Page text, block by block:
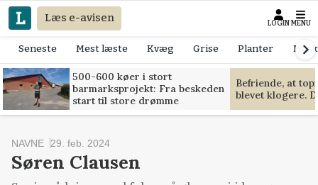
Læs e-avisen LOGIN MENU
Seneste Mest læste Kvæg Grise Planter
500-600 køer i stort
barmarksprojekt: Fra beskeden
start til store drømme
Befriende, at
blevet klogere.
NAVNE 29. feb. 2024
Søren Clausen